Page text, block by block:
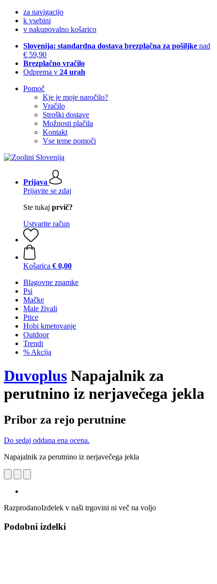
za navigacijo
k vsebini
v nakupovalno košarico
Slovenija: standardna dostava brezplačna za pošiljke nad
€ 59,90
Brezplačno vračilo
Odprema v 24 urah
Pomoč
Kje je moje naročilo?
Vračilo
Stroški dostave
Možnosti plačila
Kontakt
Vse teme pomoči
Prijava
Prijavite se zdaj
Ste tukaj prvič?
Ustvarite račun
Košarica € 0,00
Blagovne znamke
Psi
Mačke
Male živali
Ptice
Hobi kmetovanje
Outdoor
Trendi
% Akcija
Duvoplus Napajalnik za
perutnino iz nerjavečega jekla
Pribor za rejo perutnine
Do sedaj oddana ena ocena.
Napajalnik za perutnino iz nerjavečega jekla
RazprodanoIzdelek v naši trgovini ni več na voljo
Podobni izdelki